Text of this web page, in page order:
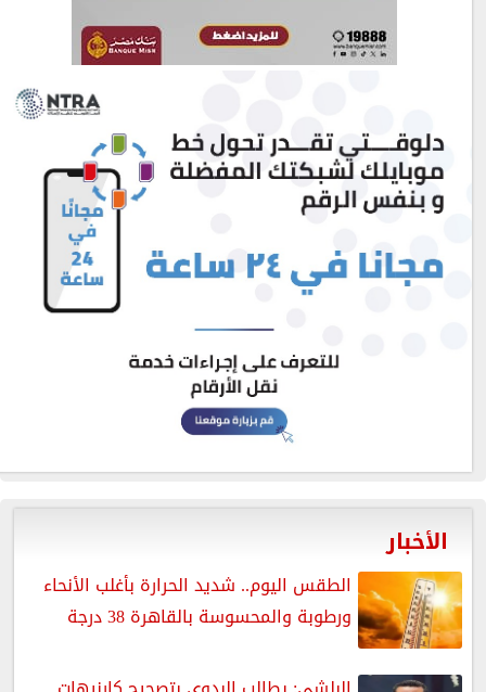
الأخبار
الطقس اليوم.. شديد الحرارة بأغلب الأنحاء
ورطوبة والمحسوسة بالقاهرة 38 درجة